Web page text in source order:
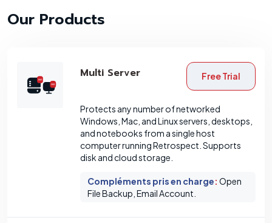
Our Products
Multi Server Free Trial
Protects any number of networked
Windows, Mac, and Linux servers, desktops,
and notebooks from a single host
computer running Retrospect. Supports
disk and cloud storage.
Compléments pris en charge: Open
File Backup, Email Account.